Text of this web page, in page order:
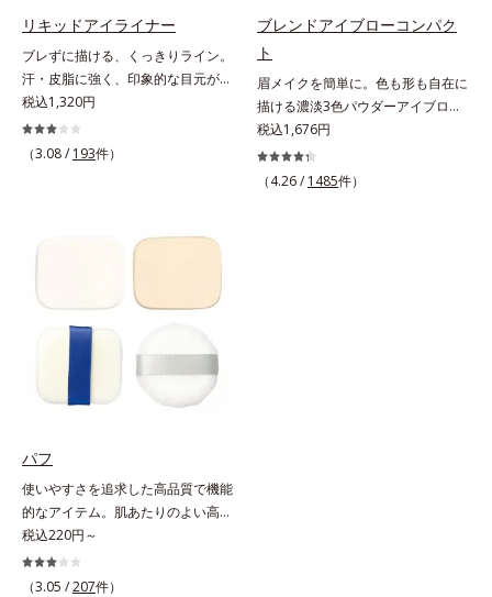
フできます。
リキッドアイライナー
ブレずに描ける、くっきりライン。
汗・皮脂に強く、印象的な目元が続
く。なめらかなタッチでブレずに美
しいラインが簡単に描ける、リキッ
ドタイプのアイライナーです。シャ
長い持ち手＆短めの軸で、目の際ギ
ながら、お湯でらくらくオフ(*)でき
て手間要らず！* クレンジングの
際、お湯で落とせます。
税込1,320円
（3.08 / 193件）
ブレンドアイブローコンパク
ト
眉メイクを簡単に。色も形も自在に
描ける濃淡3色パウダーアイブロ
ー。眉は髪の色に合わせると自然。
濃淡3色セットなら、混ぜ方次第で
自分にぴったりの眉色が作れます。
税込1,676円
（4.26 / 1485件）
パフ
使いやすさを追求した高品質で機能
的なアイテム。肌あたりのよい高品
質なパフ。オルビスのすべてのリキ
ッドファンデーションにお使いいた
だけるパフや、それぞれのファンデ
税込220円～
（3.05 /207件）